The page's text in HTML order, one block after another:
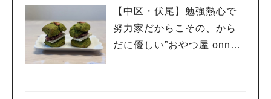
【中区・伏尾】勉強熱心で
努力家だからこその、から
だに優しい”おやつ屋 onneli